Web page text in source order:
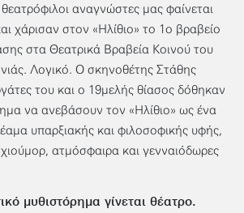
αναγνώστες μας φαίνεται
χάρισαν στον «Ηλίθιο» το 1ο βραβείο
στα Θεατρικά Βραβεία Κοινού του
Λογικό. Ο σκηνοθέτης Στάθης
του και ο 19μελής θίασος δόθηκαν
να ανεβάσουν τον «Ηλίθιο» ως ένα
υπαρξιακής και φιλοσοφικής υφής,
ατμόσφαιρα και γενναιόδωρες
μυθιστόρημα γίνεται θέατρο.